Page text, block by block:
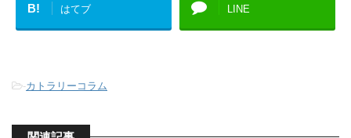
B! はてブ LINE
-カトラリーコラム